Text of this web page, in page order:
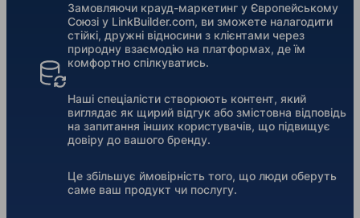
Замовляючи крауд-маркетинг у Європейському
Союзі у LinkBuilder.com, ви зможете налагодити
стійкі, дружні відносини з клієнтами через
природну взаємодію на платформах, де їм
комфортно спілкуватись.
Наші спеціалісти створюють контент, який
виглядає як щирий відгук або змістовна відповідь
на запитання інших користувачів, що підвищує
довіру до вашого бренду.
Це збільшує ймовірність того, що люди оберуть
саме ваш продукт чи послугу.